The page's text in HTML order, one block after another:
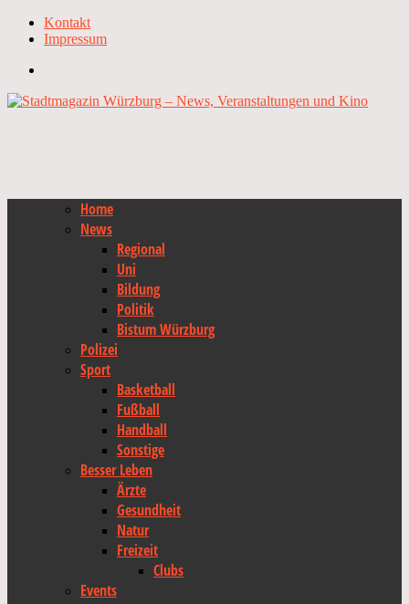
Kontakt
Impressum
Home
News
Regional
Uni
Bildung
Politik
Bistum Würzburg
Polizei
Sport
Basketball
Fußball
Handball
Sonstige
Besser Leben
Ärzte
Gesundheit
Natur
Freizeit
Clubs
Events